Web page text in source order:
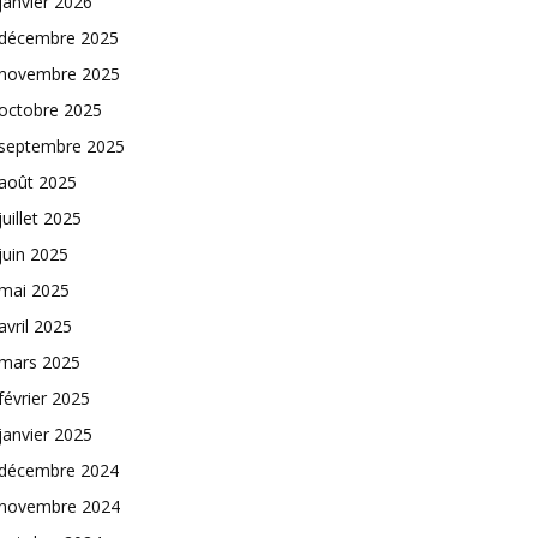
2025
2025
2025
2025
2025
2025
2025
2025
2025
2025
2025
2025
2024
2024